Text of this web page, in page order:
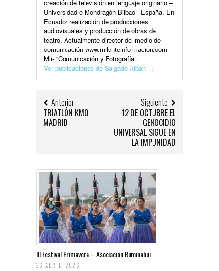
creación de televisión en lenguaje originario –
Universidad e Mondragón Bilbao –España. En
Ecuador realización de producciones
audiovisuales y producción de obras de
teatro. Actualmente director del medio de
comunicación www.milenteinformacion.com
Mli- “Comunicación y Fotografía”.
Ver publicaciones de Salgado Alban →
Anterior
TRIATLÓN KM0
MADRID
Siguiente
12 DE OCTUBRE EL
GENOCIDIO
UNIVERSAL SIGUE EN
LA IMPUNIDAD
III Festival Primavera – Asociación Rumiñahui
26 ABRIL, 2026